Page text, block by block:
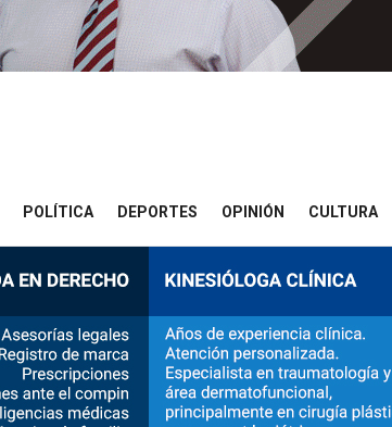
POLÍTICA DEPORTES OPINIÓN CULTURA